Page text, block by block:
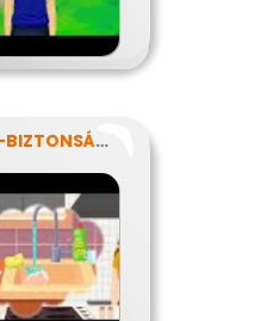
ÉLELMISZER-BIZTONSÁG, NÉBIH, EFSA